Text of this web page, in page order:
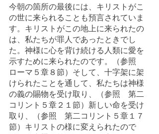
今朝の箇所の最後には、キリストがこ
の世に来られることも預言されていま
す。キリストがこの地上に来られたの
は、私たちが罪人であったときでし
た。神様に心を背け続ける人類に愛を
示すために来られたのです。（参照
ローマ５章８節）そして、十字架に架
けられたことを通して、私たちは神様
の義の賜物を受け取り、（参照　第二
コリント５章２１節）新しい命を受け
取り、（参照　第二コリント５章１７
節）キリストの様に変えられたので